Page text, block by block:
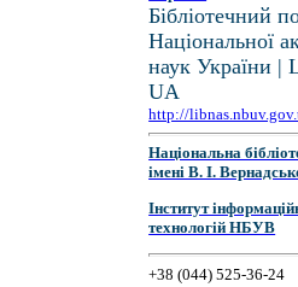
Бібліотечний
Національної
наук України |
UA
http://
Національна
імені В. І.
Інститут
технологій НБУВ
+38 (044) 525-36-24